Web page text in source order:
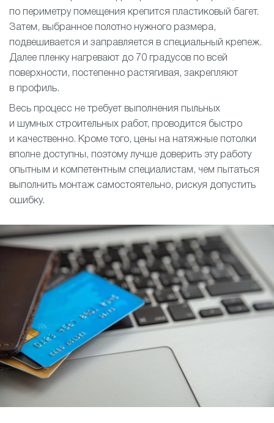
по периметру помещения крепится пластиковый багет.
Затем, выбранное полотно нужного размера,
подвешивается и заправляется в специальный крепеж.
Далее пленку нагревают до 70 градусов по всей
поверхности, постепенно растягивая, закрепляют
в профиль.
Весь процесс не требует выполнения пыльных
и шумных строительных работ, проводится быстро
и качественно. Кроме того, цены на натяжные потолки
вполне доступны, поэтому лучше доверить эту работу
опытным и компетентным специалистам, чем пытаться
выполнить монтаж самостоятельно, рискуя допустить
ошибку.